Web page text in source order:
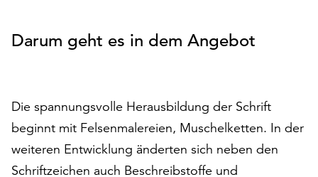
zu
anonymen
werden.
Klicken
auf
Darum geht es in dem Angebot
Die spannungsvolle Herausbildung der Schrift
beginnt mit Felsenmalereien, Muschelketten. In der
weiteren Entwicklung änderten sich neben den
Schriftzeichen auch Beschreibstoffe und